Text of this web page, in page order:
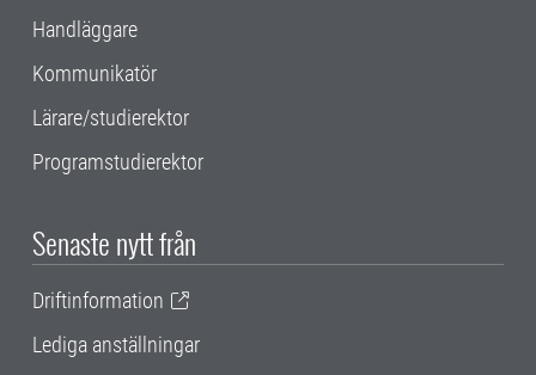
Handläggare
Kommunikatör
Lärare/studierektor
Programstudierektor
Senaste nytt från
Driftinformation
Lediga anställningar